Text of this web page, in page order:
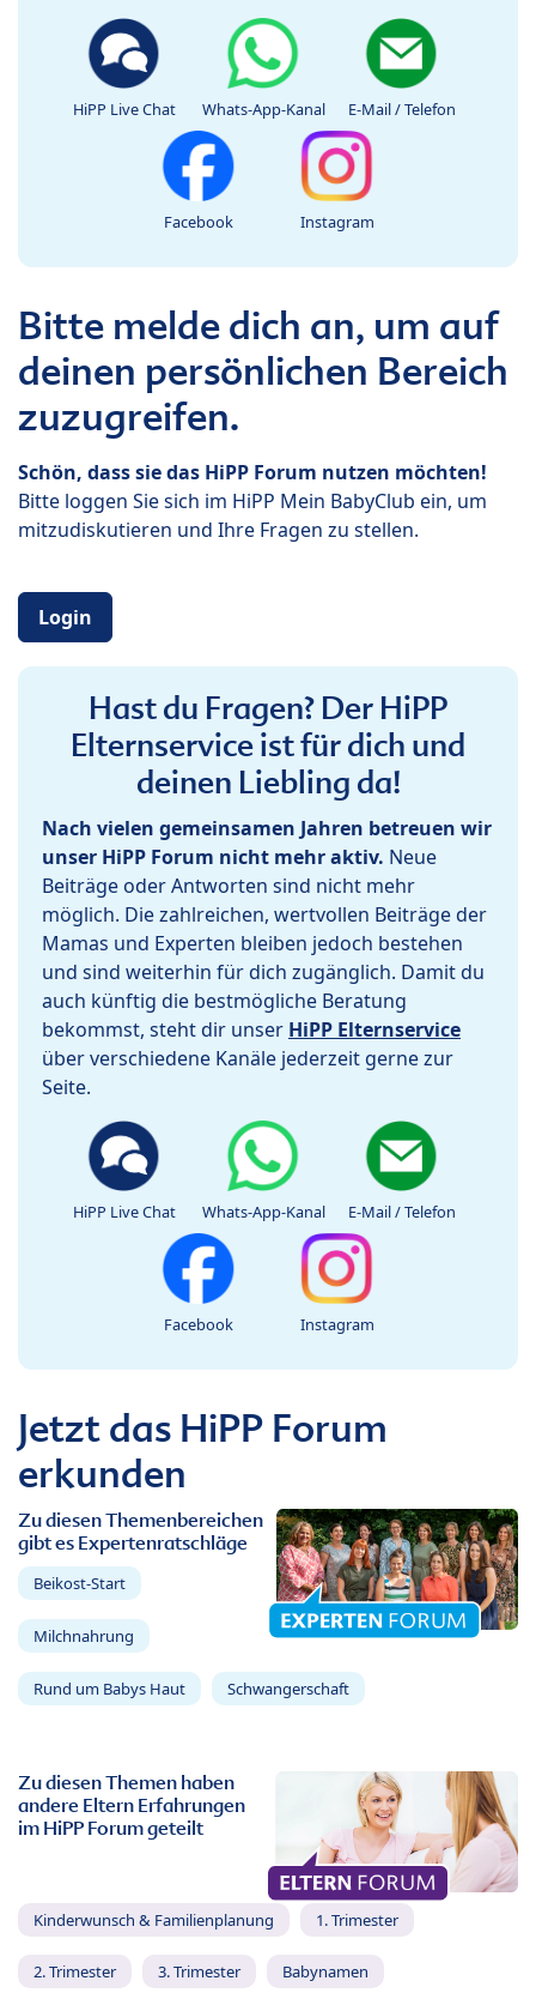
HiPP Live Chat Whats-App-Kanal E-Mail / Telefon
Facebook Instagram
Bitte melde dich an, um auf
deinen persönlichen Bereich
zuzugreifen.
Schön, dass sie das HiPP Forum nutzen möchten!
Bitte loggen Sie sich im HiPP Mein BabyClub ein, um
mitzudiskutieren und Ihre Fragen zu stellen.
Login
Hast du Fragen? Der HiPP
Elternservice ist für dich und
deinen Liebling da!
Nach vielen gemeinsamen Jahren betreuen wir
unser HiPP Forum nicht mehr aktiv. Neue
Beiträge oder Antworten sind nicht mehr
möglich. Die zahlreichen, wertvollen Beiträge der
Mamas und Experten bleiben jedoch bestehen
und sind weiterhin für dich zugänglich. Damit du
auch künftig die bestmögliche Beratung
bekommst, steht dir unser HiPP Elternservice
über verschiedene Kanäle jederzeit gerne zur
Seite.
HiPP Live Chat Whats-App-Kanal E-Mail / Telefon
Facebook Instagram
Jetzt das HiPP Forum
erkunden
Zu diesen Themenbereichen
gibt es Expertenratschläge
Beikost-Start
Milchnahrung
Rund um Babys Haut Schwangerschaft
Zu diesen Themen haben
andere Eltern Erfahrungen
im HiPP Forum geteilt
Kinderwunsch & Familienplanung 1. Trimester
2. Trimester 3. Trimester Babynamen